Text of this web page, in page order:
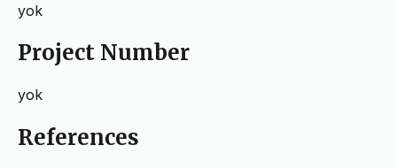
yok
Project Number
yok
References